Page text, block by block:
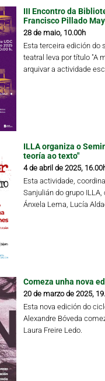
III Encontro da
Francisco Pillado
28 de maio, 10.00h
Esta terceira edición do
teatral leva por título "A
arquivar a actividade
ILLA organiza o
teoría ao texto"
4 de abril de 2025,
Esta actividade,
Sanjulián do grupo
Ánxela Lema, Lucía
Comeza unha nova
20 de marzo de 2025,
Esta nova edición do
Alexandre Bóveda
Laura Freire Ledo.